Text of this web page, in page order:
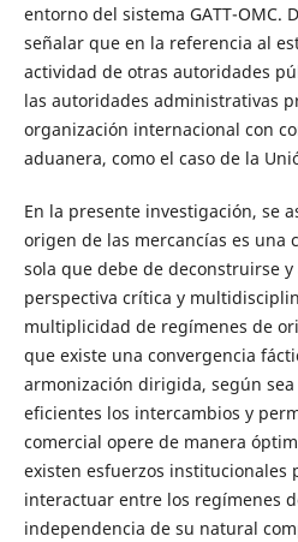
entorno del sistema GATT-OMC.
señalar que en la referencia al
actividad de otras autoridades
las autoridades administrativas
organización internacional con
aduanera, como el caso de la
En la presente investigación, se
origen de las mercancías es una
sola que debe de deconstruirse
perspectiva crítica y
multiplicidad de regímenes de
que existe una convergencia
armonización dirigida, según
eficientes los intercambios y
comercial opere de manera
existen esfuerzos institucionales
interactuar entre los regímenes
independencia de su natural